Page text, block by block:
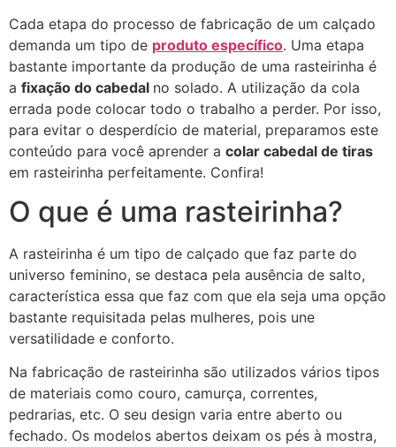
Cada etapa do processo de fabricação de um calçado
demanda um tipo de produto específico. Uma etapa
bastante importante da produção de uma rasteirinha é
a fixação do cabedal no solado. A utilização da cola
errada pode colocar todo o trabalho a perder. Por isso,
para evitar o desperdício de material, preparamos este
conteúdo para você aprender a colar cabedal de tiras
em rasteirinha perfeitamente. Confira!
O que é uma rasteirinha?
A rasteirinha é um tipo de calçado que faz parte do
universo feminino, se destaca pela ausência de salto,
característica essa que faz com que ela seja uma opção
bastante requisitada pelas mulheres, pois une
versatilidade e conforto.
Na fabricação de rasteirinha são utilizados vários tipos
de materiais como couro, camurça, correntes,
pedrarias, etc. O seu design varia entre aberto ou
fechado. Os modelos abertos deixam os pés à mostra,